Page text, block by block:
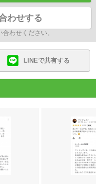
わせする
わせください。
LINEで共有する